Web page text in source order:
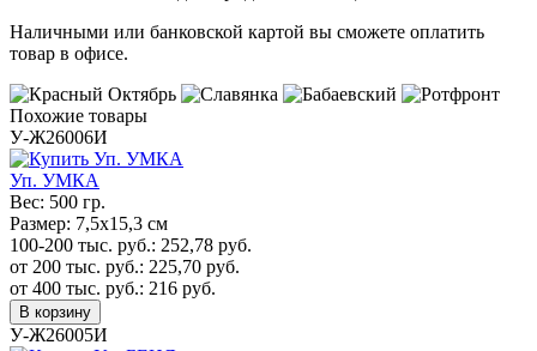
Наличными или банковской картой вы сможете оплатить
товар в офисе.
Похожие товары
У-Ж26006И
Уп. УМКА
Вес: 500 гр.
Размер: 7,5х15,3 см
100-200 тыс. руб.: 252,78 руб.
от 200 тыс. руб.: 225,70 руб.
от 400 тыс. руб.: 216 руб.
В корзину
У-Ж26005И